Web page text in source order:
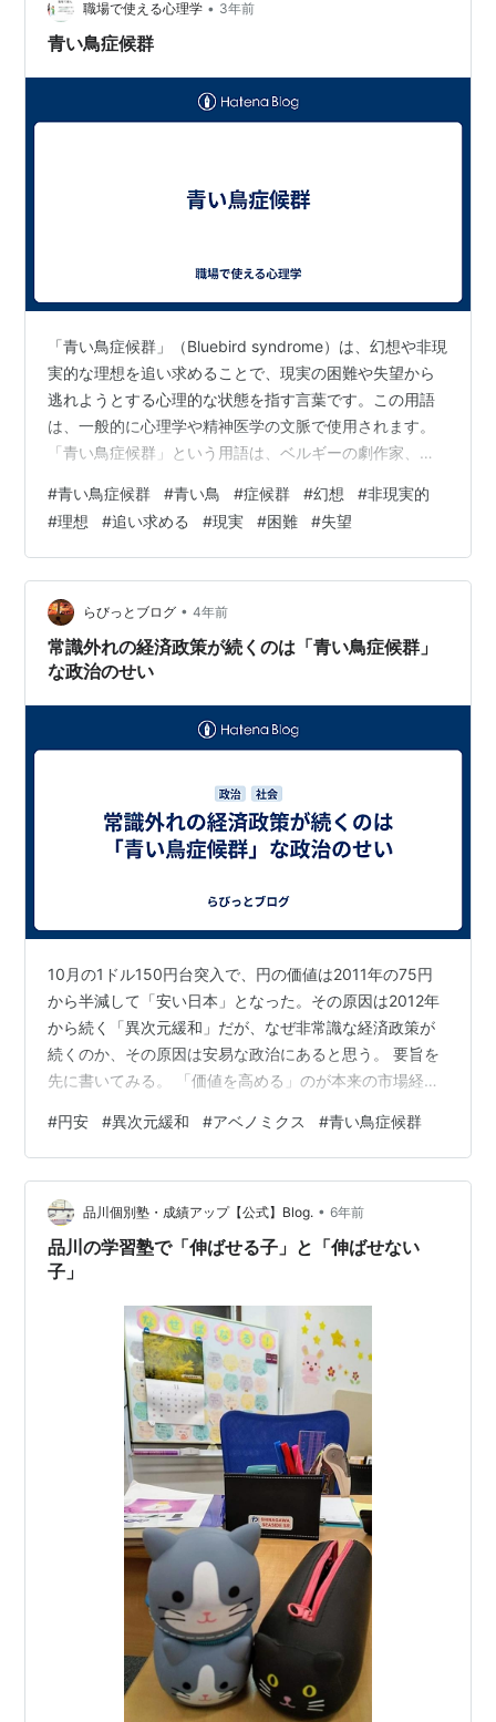
職場で使える心理学 • 3年前
青い鳥症候群
「青い鳥症候群」（Bluebird syndrome）は、幻想や非現
実的な理想を追い求めることで、現実の困難や失望から
逃れようとする心理的な状態を指す言葉です。この用語
は、一般的に心理学や精神医学の文脈で使用されます。
「青い鳥症候群」という用語は、ベルギーの劇作家、モ
す。この戯曲では、主人公の子供たちが幸せな世界で青
い鳥を探し求めるという物語が描かれています。この物
語は、理想的な幸福や喜びの追求を象徴しており、現実
の困難や不満から逃れるために幻想的な世界への逃避を
試みることを示しています。 青い鳥症候群は、現実の問
題や苦境に直面したときに、人…
#青い鳥症候群 #青い鳥 #症候群 #幻想 #非現実的
#理想 #追い求める #現実 #困難 #失望
らびっとブログ • 4年前
常識外れの経済政策が続くのは「青い鳥症候群」
な政治のせい
10月の1ドル150円台突入で、円の価値は2011年の75円
から半減して「安い日本」となった。その原因は2012年
から続く「異次元緩和」だが、なぜ非常識な経済政策が
続くのか、その原因は安易な政治にあると思う。 要旨を
先に書いてみる。 「価値を高める」のが本来の市場経済
政府に経済を強くする力は無い 非常識な経済論は「青い
鳥症候群」の政治が生んでいる まず市場経済は、次々参
入するライバルに対抗して「商品価値を高め続ける」事
が本質で、企業はより良い製品、労働者もより良い仕事
の提供を目指して、自己革新し続けない者はトップに居
続けられない社会で、資本…
#円安 #異次元緩和 #アベノミクス #青い鳥症候群
品川個別塾・成績アップ【公式】Blog. • 6年前
品川の学習塾で「伸ばせる子」と「伸ばせない
子」